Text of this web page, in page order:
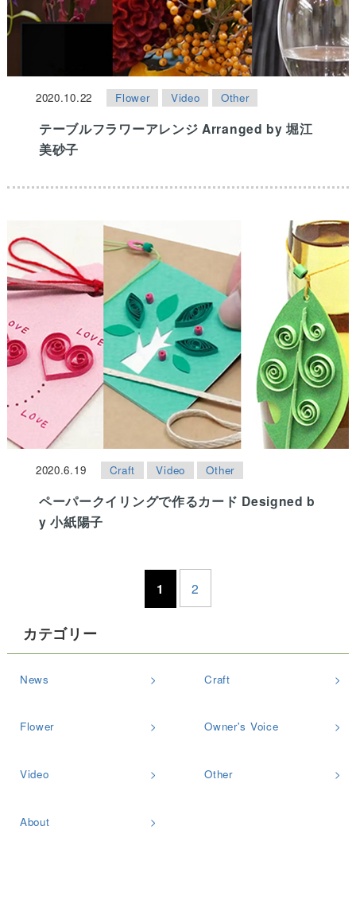
2020.10.22 Flower Video Other
テーブルフラワーアレンジ Arranged by 堀江
美砂子
2020.6.19 Craft Video Other
ペーパークイリングで作るカード Designed b
y 小紙陽子
1 2
カテゴリー
News Craft
Flower Owner's Voice
Video Other
About